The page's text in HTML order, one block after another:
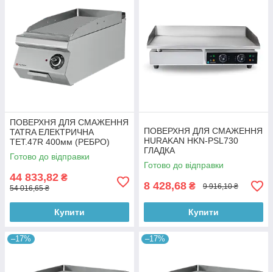
ПОВЕРХНЯ ДЛЯ СМАЖЕННЯ
TATRA ЕЛЕКТРИЧНА
TET.47R 400мм (РЕБРО)
Готово до відправки
44 833,82 ₴
54 016,65 ₴
Купити
ПОВЕРХНЯ ДЛЯ СМАЖЕННЯ
HURAKAN HKN-PSL730
ГЛАДКА
Готово до відправки
8 428,68 ₴ 9 916,10 ₴
Купити
–17% –17%